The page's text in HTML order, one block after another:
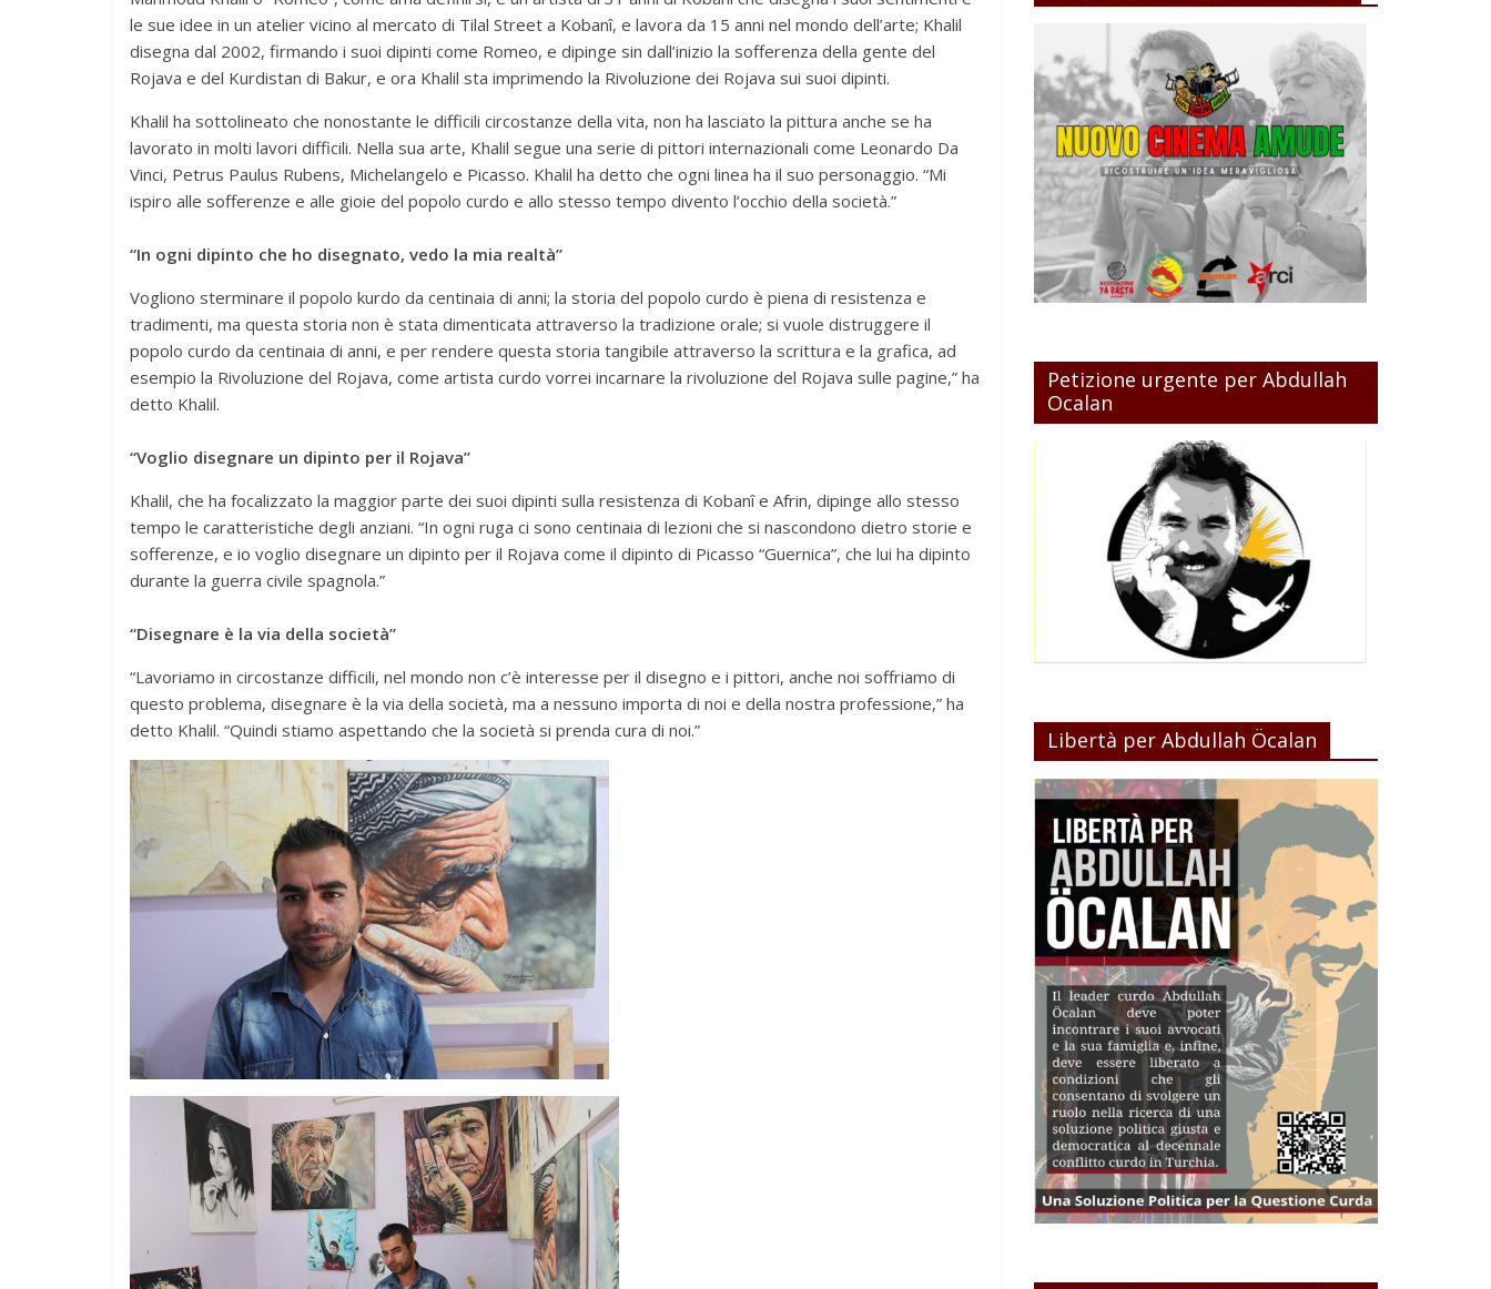
le sue idee in un atelier vicino al mercato di Tilal Street a Kobanî, e lavora da 15 anni nel mondo dell’arte; Khalil
disegna dal 2002, firmando i suoi dipinti come Romeo, e dipinge sin dall’inizio la sofferenza della gente del
Rojava e del Kurdistan di Bakur, e ora Khalil sta imprimendo la Rivoluzione dei Rojava sui suoi dipinti.
Khalil ha sottolineato che nonostante le difficili circostanze della vita, non ha lasciato la pittura anche se ha
lavorato in molti lavori difficili. Nella sua arte, Khalil segue una serie di pittori internazionali come Leonardo Da
Vinci, Petrus Paulus Rubens, Michelangelo e Picasso. Khalil ha detto che ogni linea ha il suo personaggio. “Mi
ispiro alle sofferenze e alle gioie del popolo curdo e allo stesso tempo divento l’occhio della società.”
“In ogni dipinto che ho disegnato, vedo la mia realtà”
Vogliono sterminare il popolo kurdo da centinaia di anni; la storia del popolo curdo è piena di resistenza e
tradimenti, ma questa storia non è stata dimenticata attraverso la tradizione orale; si vuole distruggere il
popolo curdo da centinaia di anni, e per rendere questa storia tangibile attraverso la scrittura e la grafica, ad
esempio la Rivoluzione del Rojava, come artista curdo vorrei incarnare la rivoluzione del Rojava sulle pagine,” ha
detto Khalil.
“Voglio disegnare un dipinto per il Rojava”
Khalil, che ha focalizzato la maggior parte dei suoi dipinti sulla resistenza di Kobanî e Afrin, dipinge allo stesso
tempo le caratteristiche degli anziani. “In ogni ruga ci sono centinaia di lezioni che si nascondono dietro storie e
sofferenze, e io voglio disegnare un dipinto per il Rojava come il dipinto di Picasso “Guernica”, che lui ha dipinto
durante la guerra civile spagnola.”
“Disegnare è la via della società”
“Lavoriamo in circostanze difficili, nel mondo non c’è interesse per il disegno e i pittori, anche noi soffriamo di
questo problema, disegnare è la via della società, ma a nessuno importa di noi e della nostra professione,” ha
detto Khalil. “Quindi stiamo aspettando che la società si prenda cura di noi.”
Petizione urgente per Abdullah
Ocalan
Libertà per Abdullah Öcalan